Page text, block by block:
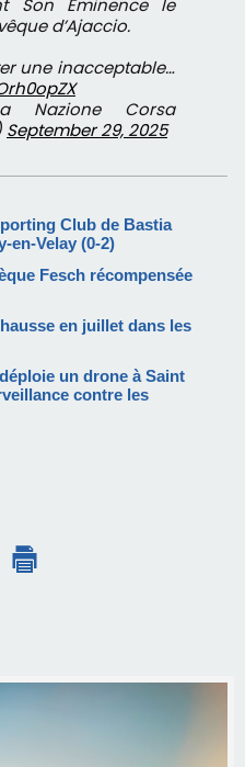
Son Éminence le
d’Ajaccio.
une inacceptable…
Corsa
September 29, 2025
Club de Bastia
en-Velay (0-2)
Fesch récompensée
en juillet dans les
un drone à Saint
contre les